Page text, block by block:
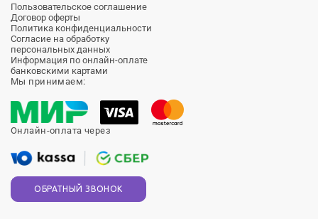
Пользовательское соглашение
Договор оферты
Политика конфиденциальности
Согласие на обработку
персональных данных
Информация по онлайн-оплате
банковскими картами
Мы принимаем:
Онлайн-оплата через
ОБРАТНЫЙ ЗВОНОК